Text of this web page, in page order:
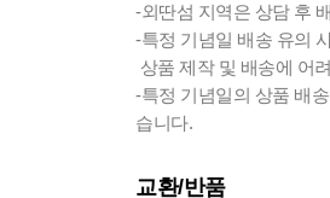
-외딴섬 지역은 상담 후
-특정 기념일 배송 유의
상품 제작 및 배송에 어
-특정 기념일의 상품 배
습니다.
교환/반품